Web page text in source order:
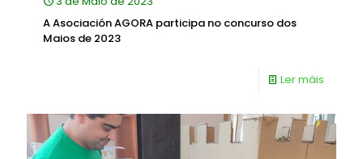
A Asociación AGORA participa no concurso dos
Maios de 2023
Ler máis